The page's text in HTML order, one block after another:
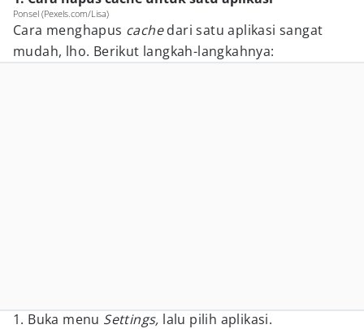
Ponsel (Pexels.com/Lisa)
Cara menghapus cachedari satu aplikasi sangat
mudah, lho. Berikut langkah-langkahnya:
1. Buka menu Settings, lalu pilih aplikasi.